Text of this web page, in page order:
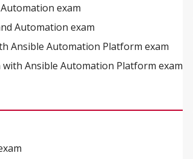
exam
Automation exam
Ansible Automation Platform exam
with Ansible Automation Platform exam